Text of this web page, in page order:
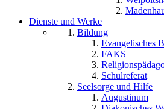
Dienste und Werke
Bildung
Evangelisches
FAKS
Schulreferat
Seelsorge und Hilfe
Augustinum